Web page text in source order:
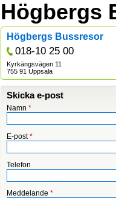
Högbergs
Högbergs Bussresor
018-10 25 00
Kyrkängsvägen 11
755 91 Uppsala
Skicka e-post
Namn *
E-post*
Telefon
Meddelande *